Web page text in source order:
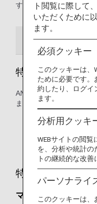
す。
特典のご利用につ
特典利用の対象
ANAマイレージクラブ（
または同性パートナー、
事前に特典利用者登
本会員のお客様の
ことができます。
特典をお申し込み
マイルの有効期限
ト閲覧に際して
いただくために
ます。
必須クッキー
このクッキーは、
ために必要です。
約したり、ログイ
ます。
分析用クッキ
WEBサイトの閲
を、分析や統計の
トの継続的な改善
パーソナライ
このクッキーは、